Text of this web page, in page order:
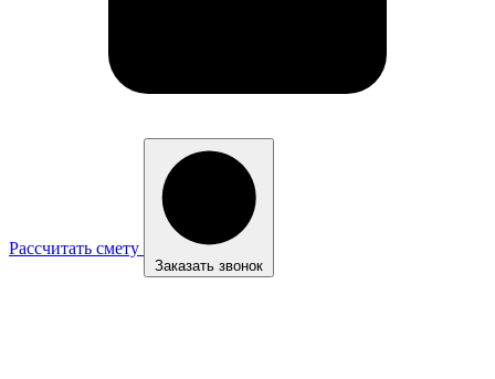
Рассчитать смету
Заказать звонок